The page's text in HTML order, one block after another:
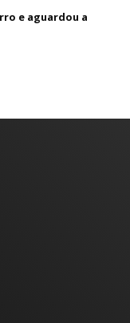
e aguardou a